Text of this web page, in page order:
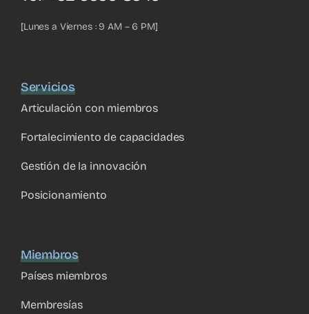
[Lunes a Viernes : 9 AM – 6 PM]
Servicios
Articulación con miembros
Fortalecimiento de capacidades
Gestión de la innovación
Posicionamiento
Miembros
Países miembros
Membresías